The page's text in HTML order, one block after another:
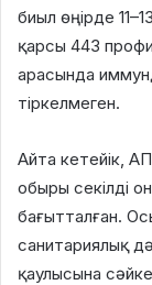
биыл өңірде
қарсы 443
арасында
тіркелмеген.
Айта кетейік,
обыры секілді
бағытталған.
санитариялық
қаулысына